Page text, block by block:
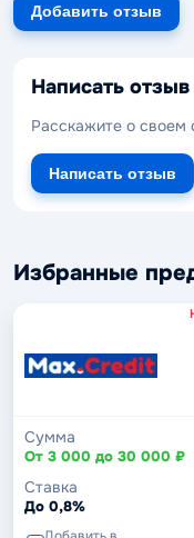
Добавить отзыв
Написать
Расскажите о своем
Написать отзыв
Избранные
Сумма
От 3 000 до 30 000 ₽
Ставка
До 0,8%